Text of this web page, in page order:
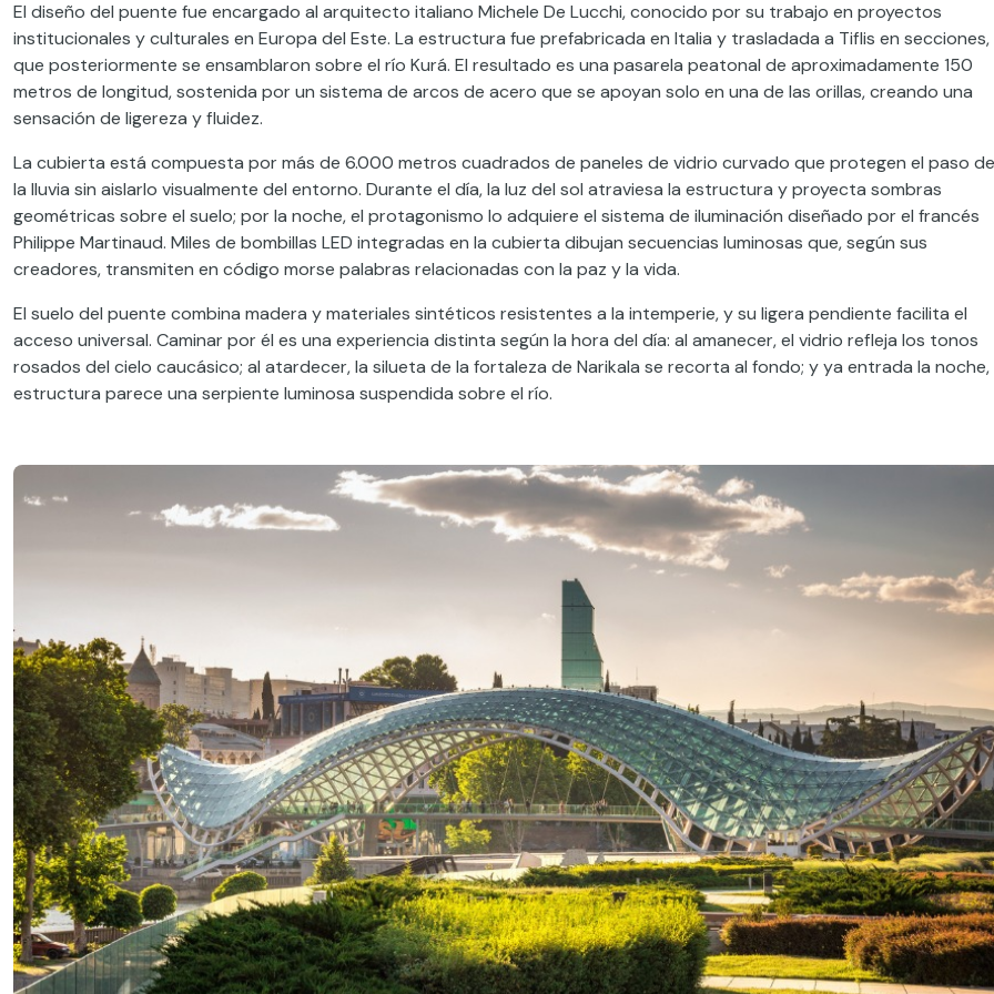
El diseño del puente fue encargado al arquitecto italiano Michele De Lucchi, conocido por su trabajo en proyectos
institucionales y culturales en Europa del Este. La estructura fue prefabricada en Italia y trasladada a Tiflis en secciones,
que posteriormente se ensamblaron sobre el río Kurá. El resultado es una pasarela peatonal de aproximadamente 150
metros de longitud, sostenida por un sistema de arcos de acero que se apoyan solo en una de las orillas, creando una
sensación de ligereza y fluidez.
La cubierta está compuesta por más de 6.000 metros cuadrados de paneles de vidrio curvado que protegen el paso de
la lluvia sin aislarlo visualmente del entorno. Durante el día, la luz del sol atraviesa la estructura y proyecta sombras
geométricas sobre el suelo; por la noche, el protagonismo lo adquiere el sistema de iluminación diseñado por el francés
Philippe Martinaud. Miles de bombillas LED integradas en la cubierta dibujan secuencias luminosas que, según sus
creadores, transmiten en código morse palabras relacionadas con la paz y la vida.
El suelo del puente combina madera y materiales sintéticos resistentes a la intemperie, y su ligera pendiente facilita el
acceso universal. Caminar por él es una experiencia distinta según la hora del día: al amanecer, el vidrio refleja los tonos
rosados del cielo caucásico; al atardecer, la silueta de la fortaleza de Narikala se recorta al fondo; y ya entrada la noche,
estructura parece una serpiente luminosa suspendida sobre el río.